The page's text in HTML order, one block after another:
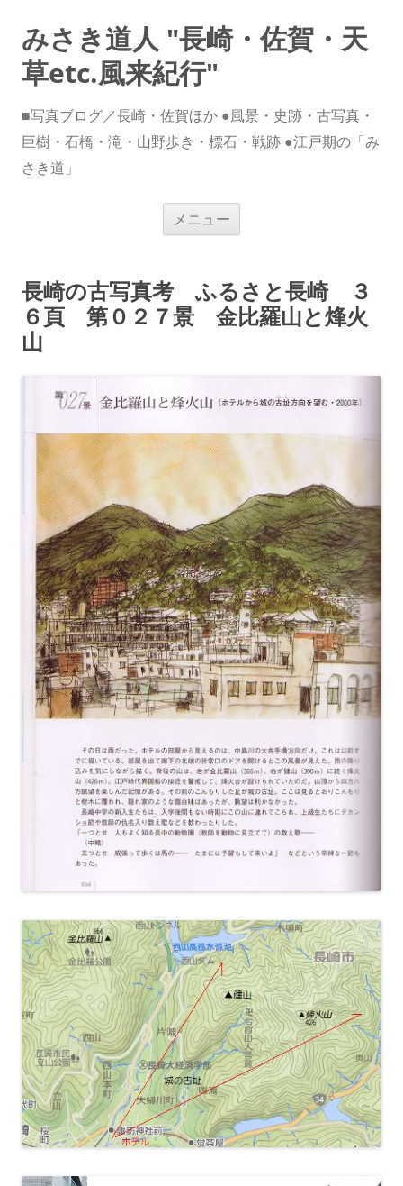
みさき道人 "長崎・佐賀・天
草etc.風来紀行"
■写真ブログ／長崎・佐賀ほか ●風景・史跡・古写真・
巨樹・石橋・滝・山野歩き・標石・戦跡 ●江戸期の「み
さき道」
メニュー
ス
キ
ッ
プ
長崎の古写真考 ふるさと長崎 ３
６頁 第０２７景 金比羅山と烽火
山